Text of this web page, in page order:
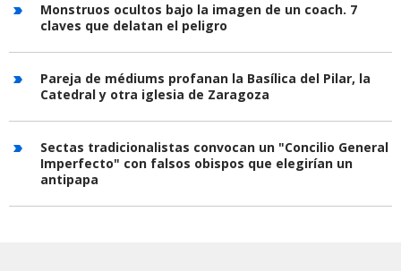
Monstruos ocultos bajo la imagen de un coach. 7
claves que delatan el peligro
Pareja de médiums profanan la Basílica del Pilar, la
Catedral y otra iglesia de Zaragoza
Sectas tradicionalistas convocan un "Concilio General
Imperfecto" con falsos obispos que elegirían un
antipapa